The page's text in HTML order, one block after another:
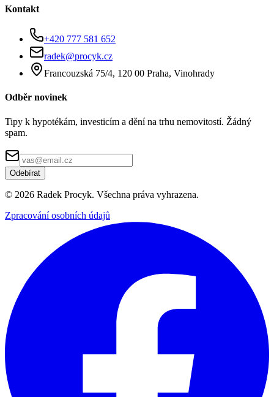
Kontakt
+420 777 581 652
radek@procyk.cz
Francouzská 75/4, 120 00 Praha, Vinohrady
Odběr novinek
Tipy k hypotékám, investicím a dění na trhu nemovitostí. Žádný
spam.
Odebírat
© 2026 Radek Procyk. Všechna práva vyhrazena.
Zpracování osobních údajů